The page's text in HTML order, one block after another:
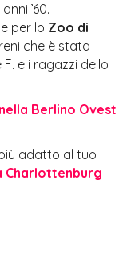
’60.
per lo Zoo di
che è stata
F. e i ragazzi dello
Berlino Ovest
adatto al tuo
Charlottenburg